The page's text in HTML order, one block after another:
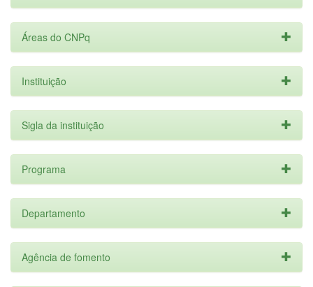
Áreas do CNPq
Instituição
Sigla da instituição
Programa
Departamento
Agência de fomento